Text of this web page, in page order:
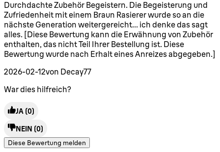
Durchdachte Zubehör Begeistern. Die Begeisterung und
Zufriedenheit mit einem Braun Rasierer wurde so an die
nächste Generation weitergereicht... ich denke das sagt
alles. [Diese Bewertung kann die Erwähnung von Zubehör
enthalten, das nicht Teil Ihrer Bestellung ist. Diese
Bewertung wurde nach Erhalt eines Anreizes abgegeben.]
2026-02-12von Decay77
War dies hilfreich?
JA (0)
NEIN (0)
Diese Bewertung melden